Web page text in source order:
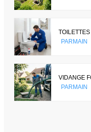
PARMAIN
VIDANGE
PARMAIN